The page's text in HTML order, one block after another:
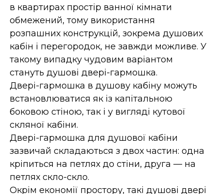
в квартирах простір ванної кімнати
обмежений, тому використання
розпашних конструкцій, зокрема душових
кабін і перегородок, не завжди можливе. У
такому випадку чудовим варіантом
стануть душові двері-гармошка.
Двері-гармошка в душову кабіну можуть
встановлюватися як із капітальною
боковою стіною, так і у вигляді кутової
скляної кабіни.
Двері-гармошка для душової кабіни
зазвичай складаються з двох частин: одна
кріпиться на петлях до стіни, друга — на
петлях скло-скло.
Окрім економії простору, такі душові двері